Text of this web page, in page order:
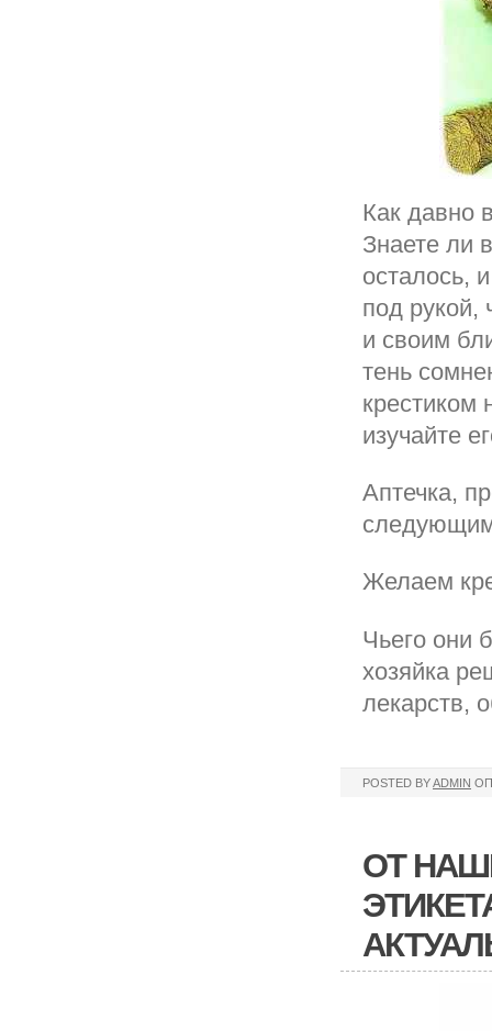
Как давно
Знаете ли
осталось,
под рукой,
и своим
тень
изучайте
Аптечка,
Желаем
Чьего они
хозяйка
лекарств,
POSTED BYADMIN
ОТ